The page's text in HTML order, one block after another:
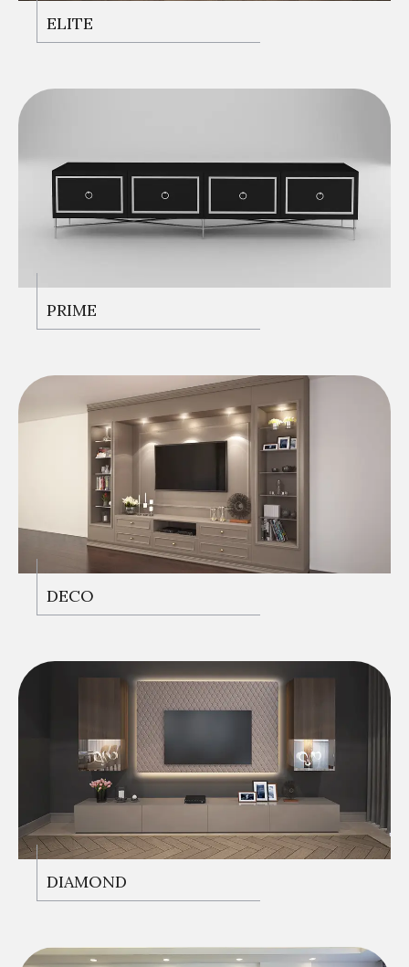
ELITE
PRIME
DECO
DIAMOND